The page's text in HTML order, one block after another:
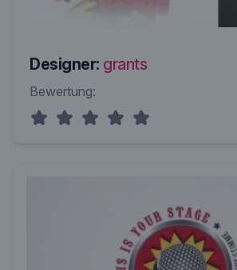
Designer: grants
Bewertung: